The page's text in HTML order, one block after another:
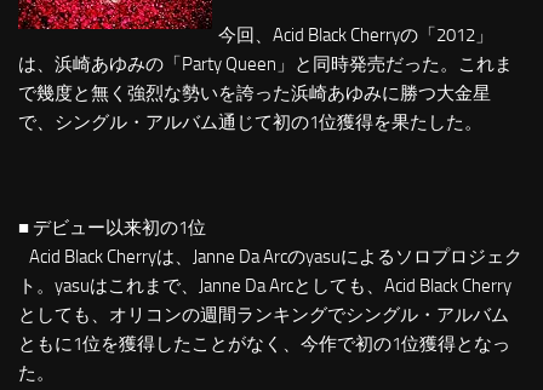
今回、Acid Black Cherryの「2012」
は、浜崎あゆみの「Party Queen」と同時発売だった。これま
で幾度と無く強烈な勢いを誇った浜崎あゆみに勝つ大金星
で、シングル・アルバム通じて初の1位獲得を果たした。
■ デビュー以来初の1位
Acid Black Cherryは、Janne Da Arcのyasuによるソロプロジェク
ト。yasuはこれまで、Janne Da Arcとしても、Acid Black Cherry
としても、オリコンの週間ランキングでシングル・アルバム
ともに1位を獲得したことがなく、今作で初の1位獲得となっ
た。